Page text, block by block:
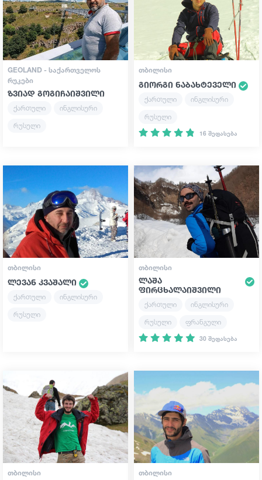
საქართველო
GEOLAND - ᲡᲐᲥᲐᲠᲗᲕᲔᲚᲝᲡ
ᲠᲣᲙᲔᲑᲘ
ზვიად გოგიჩაიშვილი
ქართული
ინგლისური
რუსული
ᲗᲑᲘᲚᲘᲡᲘ
გიორგი ნაბახტეველი
ქართული
ინგლისური
რუსული
16 შეფასება
ᲗᲑᲘᲚᲘᲡᲘ
ლევან კვაშალი
ქართული
ინგლისური
რუსული
ᲗᲑᲘᲚᲘᲡᲘ
ლაშა
ფირცხალაიშვილი
ქართული
ინგლისური
რუსული
ფრანგული
30 შეფასება
ᲗᲑᲘᲚᲘᲡᲘ ᲗᲑᲘᲚᲘᲡᲘ